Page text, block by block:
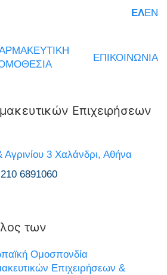
ΕΛEN
ΕΠΙΚΟΙΝΩΝΙΑ
Επιχειρήσεων
Αγρινίου 3 Χαλάνδρι, Αθήνα
210 6891060
των
Ομοσπονδία
Επιχειρήσεων &